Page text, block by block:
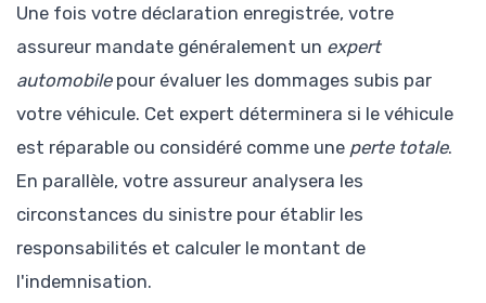
Une fois votre déclaration enregistrée, votre
assureur mandate généralement un expert
automobilepour évaluer les dommages subis par
votre véhicule. Cet expert déterminera si le véhicule
est réparable ou considéré comme une perte totale.
En parallèle, votre assureur analysera les
circonstances du sinistre pour établir les
responsabilités et calculer le montant de
l'indemnisation.